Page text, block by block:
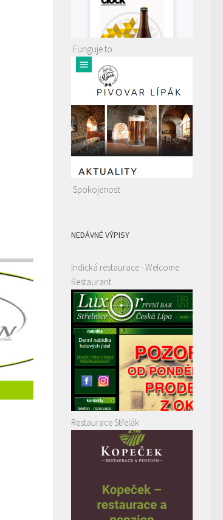
Funguje to
Spokojenost
NEDÁVNÉ VÝPISY
Indická restaurace - Welcome
Restaurant
Restaurace Střelák